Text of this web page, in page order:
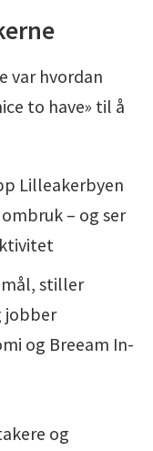
var hvordan
to have» til å
Lilleakerbyen
– og ser
stiller
jobber
og Breeam In-
og